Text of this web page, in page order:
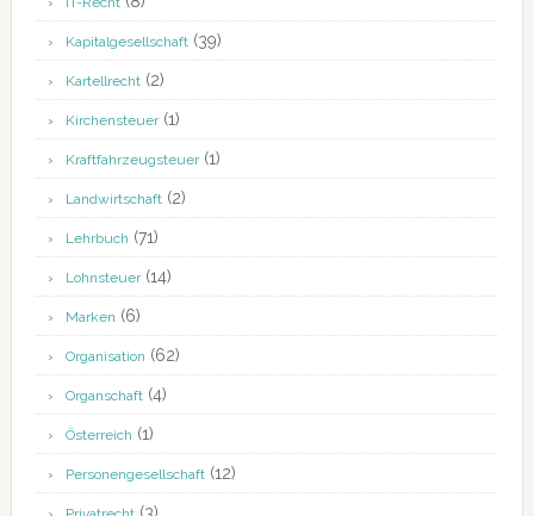
Kapitalgesellschaft(39)
Kartellrecht(2)
Kirchensteuer(1)
Kraftfahrzeugsteuer(1)
Landwirtschaft(2)
Lehrbuch (71)
Lohnsteuer(14)
Marken (6)
Organisation (62)
Organschaft(4)
Österreich (1)
Personengesellschaft(12)